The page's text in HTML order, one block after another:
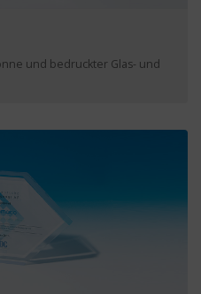
und bedruckter Glas- und